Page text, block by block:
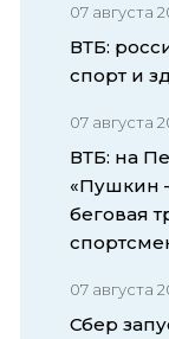
07 августа
ВТБ:
спорт и
07 августа
ВТБ: на
«Пушкин
беговая
07 августа
Сбер